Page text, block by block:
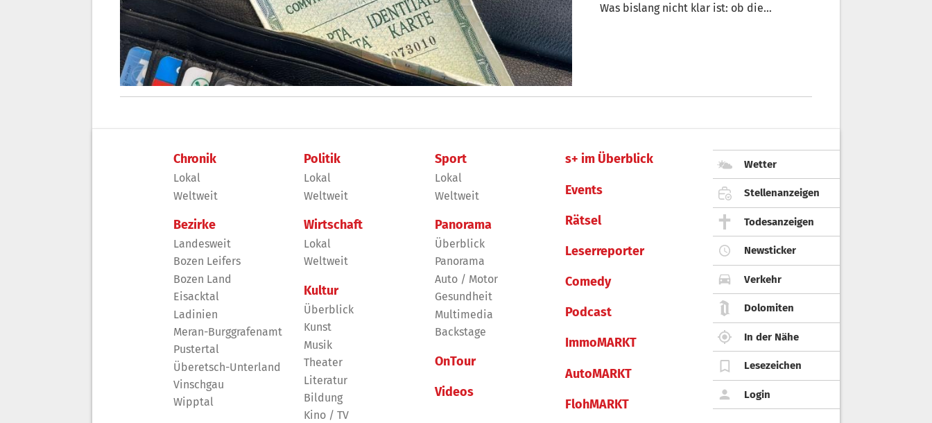
Was bislang nicht klar ist: ob die
Chronik
Lokal
Weltweit
Bezirke
Landesweit
Bozen Leifers
Bozen Land
Eisacktal
Ladinien
Meran-Burggrafenamt
Pustertal
Überetsch-Unterland
Vinschgau
Wipptal
Politik
Lokal
Weltweit
Wirtschaft
Lokal
Weltweit
Kultur
Überblick
Kunst
Musik
Theater
Literatur
Bildung
Kino / TV
Sport
Lokal
Weltweit
Panorama
Überblick
Panorama
Auto / Motor
Gesundheit
Multimedia
Backstage
OnTour
Videos
s+ im Überblick
Events
Rätsel
Leserreporter
Comedy
Podcast
ImmoMARKT
AutoMARKT
FlohMARKT
Wetter
Stellenanzeigen
Todesanzeigen
Newsticker
Verkehr
Dolomiten
In der Nähe
Lesezeichen
Login